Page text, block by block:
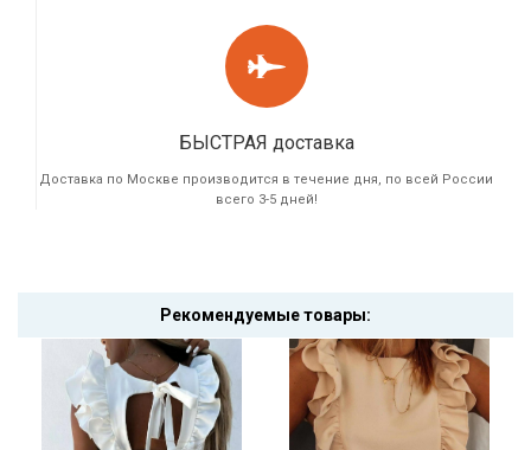
БЫСТРАЯ доставка
Доставка по Москве производится в течение дня, по всей России
всего 3-5 дней!
Рекомендуемые товары: